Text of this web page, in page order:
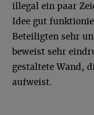
illegal ein paar
Idee gut
Beteiligten sehr
beweist sehr
gestaltete Wand,
aufweist.